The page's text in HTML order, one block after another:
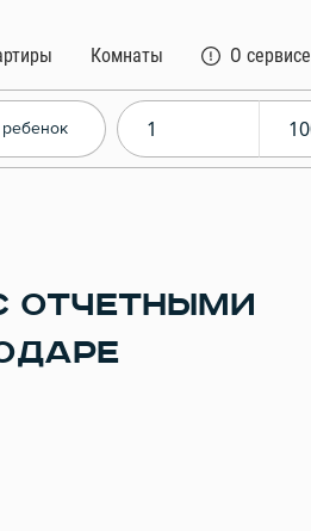
Комнаты О сервисе
ребенок
ОТЧЕТНЫМИ